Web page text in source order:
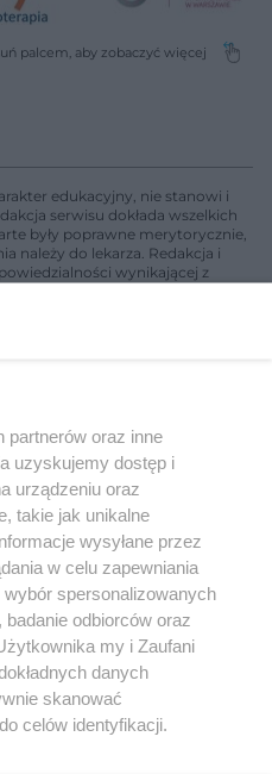
edukacyjny, nie stanowi i
serwisu dokłada wszelkich
były poprawne merytorycznie,
należy do lekarza. Redakcja i
wynikającej z
polegającej na udzielaniu
art. 3 ust 1 ustawy o
nie może być powielany i
w jakikolwiek sposób
na jakimkolwiek polu
z umieszczaniem w
praw. Jakiekolwiek użycie
lub w części z naruszeniem
zabronione pod groźbą kary i
partnerów oraz inne
uzyskujemy dostęp i
urządzeniu oraz
takie jak unikalne
wysyłane przez
w celu zapewniania
spersonalizowanych
odbiorców oraz
my i Zaufani
danych
skanować
celów identyfikacji.